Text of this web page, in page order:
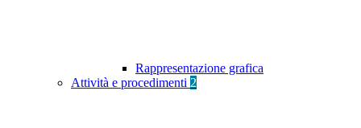
Rappresentazione grafica
Attività e procedimenti 2